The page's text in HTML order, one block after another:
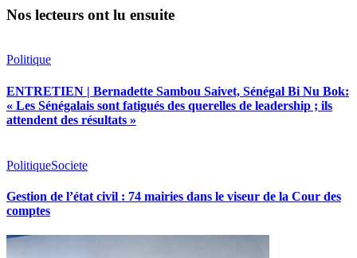
Nos lecteurs ont lu ensuite
Politique
ENTRETIEN | Bernadette Sambou Saivet, Sénégal Bi Nu Bok:
« Les Sénégalais sont fatigués des querelles de leadership ; ils
attendent des résultats »
PolitiqueSociete
Gestion de l’état civil : 74 mairies dans le viseur de la Cour des
comptes